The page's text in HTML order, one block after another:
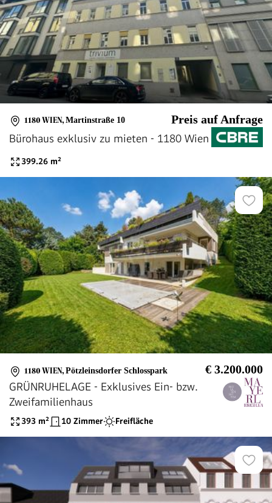
1180 WIEN, Martinstraße 10 Preis auf Anfrage
Bürohaus exklusiv zu mieten - 1180 Wien
399.26 m²
1180 WIEN, Pötzleinsdorfer Schlosspark € 3.200.000
GRÜNRUHELAGE - Exklusives Ein- bzw.
Zweifamilienhaus
393 m² 10 Zimmer Freifläche